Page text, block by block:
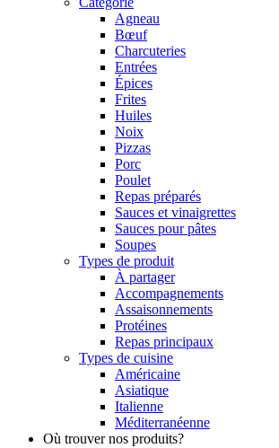
Agneau
Bœuf
Charcuteries
Entrées
Épices
Frites
Huiles
Noix
Pizzas
Porc
Poulet
Repas préparés
Sauces et vinaigrettes
Sauces pour pâtes
Soupes
Types de produit
À partager
Accompagnements
Assaisonnements
Protéines
Repas principaux
Types de cuisine
Américaine
Asiatique
Italienne
Méditerranéenne
Où trouver nos produits?